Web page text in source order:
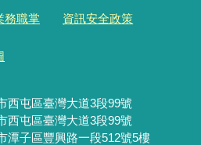
務職掌 資訊安全政策
西屯區臺灣大道3段99號
西屯區臺灣大道3段99號
潭子區豐興路一段512號5樓